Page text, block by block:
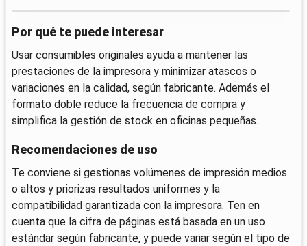
Por qué te puede interesar
Usar consumibles originales ayuda a mantener las
prestaciones de la impresora y minimizar atascos o
variaciones en la calidad, según fabricante. Además el
formato doble reduce la frecuencia de compra y
simplifica la gestión de stock en oficinas pequeñas.
Recomendaciones de uso
Te conviene si gestionas volúmenes de impresión medios
o altos y priorizas resultados uniformes y la
compatibilidad garantizada con la impresora. Ten en
cuenta que la cifra de páginas está basada en un uso
estándar según fabricante, y puede variar según el tipo de